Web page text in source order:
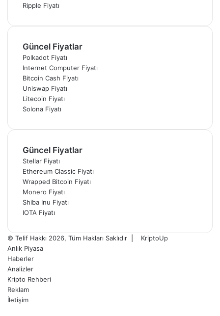
Ripple Fiyatı
Güncel Fiyatlar
Polkadot Fiyatı
Internet Computer Fiyatı
Bitcoin Cash Fiyatı
Uniswap Fiyatı
Litecoin Fiyatı
Solona Fiyatı
Güncel Fiyatlar
Stellar Fiyatı
Ethereum Classic Fiyatı
Wrapped Bitcoin Fiyatı
Monero Fiyatı
Shiba Inu Fiyatı
IOTA Fiyatı
© Telif Hakkı 2026, Tüm Hakları Saklıdır |
KriptoUp
Anlık Piyasa
Haberler
Analizler
Kripto Rehberi
Reklam
İletişim